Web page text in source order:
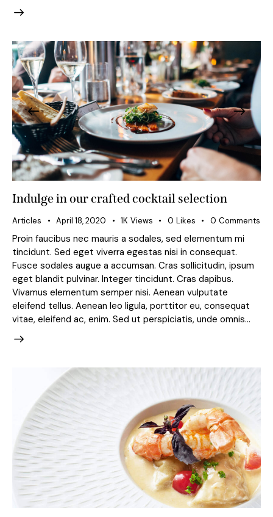
Indulge in our crafted cocktail selection
Articles April 18, 2020 1K Views 0 Likes 0 Comments
Proin faucibus nec mauris a sodales, sed elementum mi
tincidunt. Sed eget viverra egestas nisi in consequat.
Fusce sodales augue a accumsan. Cras sollicitudin, ipsum
eget blandit pulvinar. Integer tincidunt. Cras dapibus.
Vivamus elementum semper nisi. Aenean vulputate
eleifend tellus. Aenean leo ligula, porttitor eu, consequat
vitae, eleifend ac, enim. Sed ut perspiciatis, unde omnis…